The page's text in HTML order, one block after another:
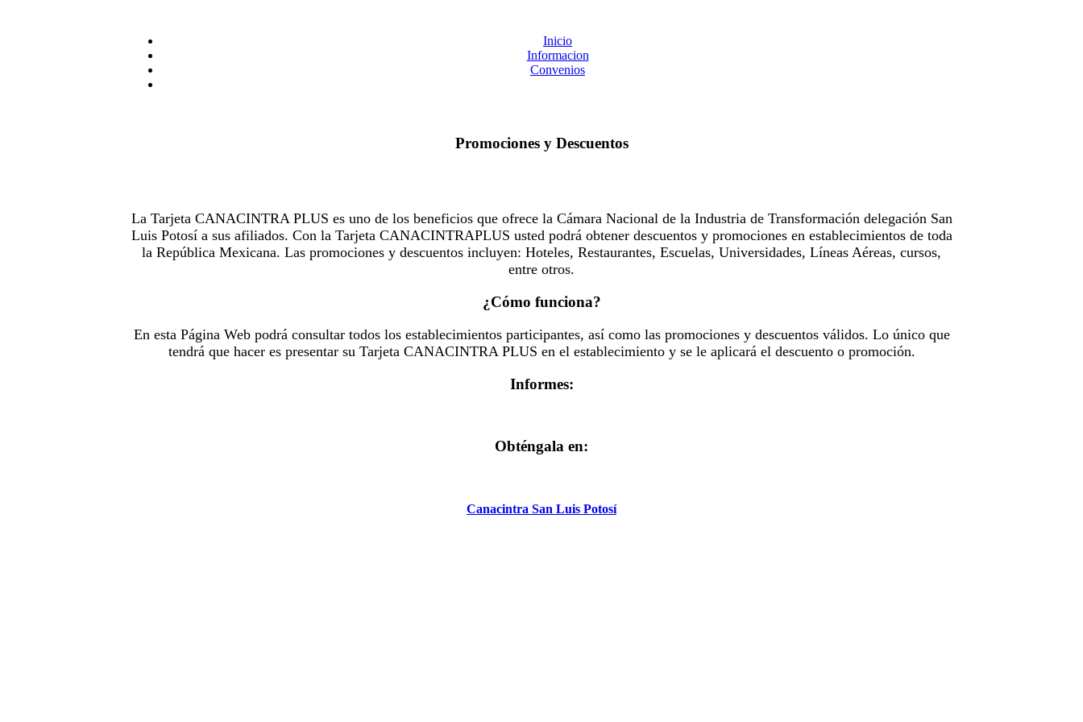
Inicio
Informacion
Convenios
Promociones y Descuentos
La Tarjeta CANACINTRA PLUS es uno de los beneficios que ofrece la Cámara Nacional de la Industria de Transformación delegación San
Luis Potosí a sus afiliados. Con la Tarjeta CANACINTRAPLUS usted podrá obtener descuentos y promociones en establecimientos de toda
la República Mexicana. Las promociones y descuentos incluyen: Hoteles, Restaurantes, Escuelas, Universidades, Líneas Aéreas, cursos,
entre otros.
¿Cómo funciona?
En esta Página Web podrá consultar todos los establecimientos participantes, así como las promociones y descuentos válidos. Lo único que
tendrá que hacer es presentar su Tarjeta CANACINTRA PLUS en el establecimiento y se le aplicará el descuento o promoción.
Informes:
Obténgala en:
Canacintra San Luis Potosí